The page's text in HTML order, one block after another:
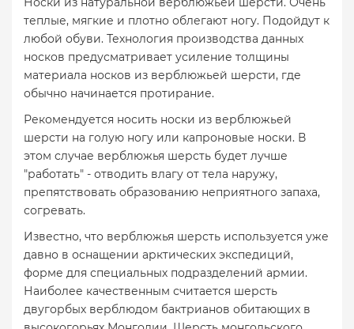
теплые, мягкие и плотно облегают ногу. Подойдут к
любой обуви. Технология производства данных
носков предусматривает усиление толщины
материала носков из верблюжьей шерсти, где
обычно начинается протирание.
Рекомендуется носить носки из верблюжьей
шерсти на голую ногу или капроновые носки. В
этом случае верблюжья шерсть будет лучше
"работать" - отводить влагу от тела наружу,
препятствовать образованию неприятного запаха,
согревать.
Известно, что верблюжья шерсть используется уже
давно в оснащении арктических экспедиций,
форме для специальных подразделений армии.
Наиболее качественным считается шерсть
двугорбых верблюдом бактрианов обитающих в